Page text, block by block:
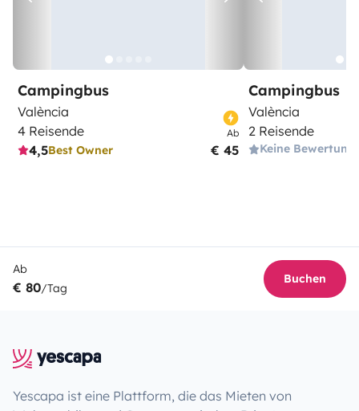
Campingbus
València
4 Reisende
4,5Best Owner
Ab
€ 45
Campingbus
València
2 Reisende
Keine Bewertung
Ab
€ 80/Tag
Buchen
Yescapa ist eine Plattform, die das Mieten von